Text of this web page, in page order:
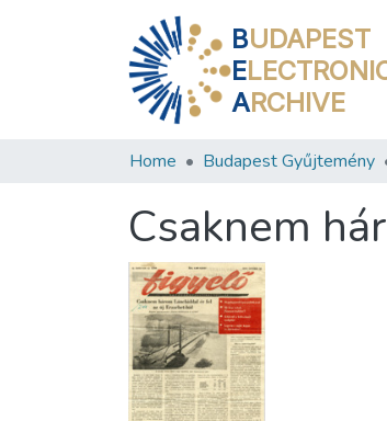
BUDAPEST
E
ARCHIVE
Home Budapest Gyűjtemény
Csaknem